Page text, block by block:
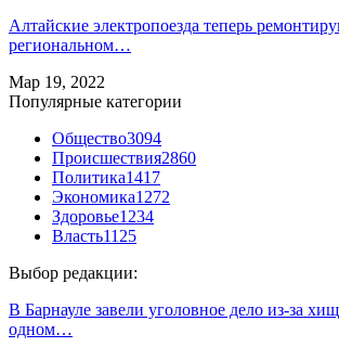
Алтайские электропоезда теперь
региональном…
Мар 19, 2022
Популярные категории
Общество3094
Происшествия2860
Политика1417
Экономика1272
Здоровье1234
Власть1125
Выбор редакции:
В Барнауле завели уголовное дело из-за
одном…